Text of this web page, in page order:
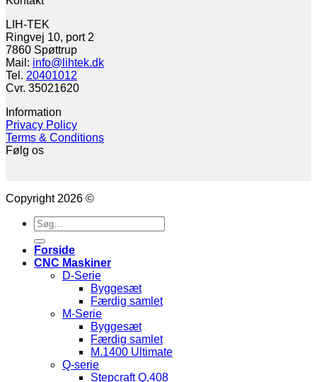
LIH-TEK
Ringvej 10, port 2
7860 Spøttrup
Mail: info@lihtek.dk
Tel. 20401012
Cvr. 35021620
Information
Privacy Policy
Terms & Conditions
Følg os
Copyright 2026 ©
Søg
efter:
Forside
CNC Maskiner
D-Serie
Byggesæt
Færdig samlet
M-Serie
Byggesæt
Færdig samlet
M.1400 Ultimate
Q-serie
Stepcraft Q.408